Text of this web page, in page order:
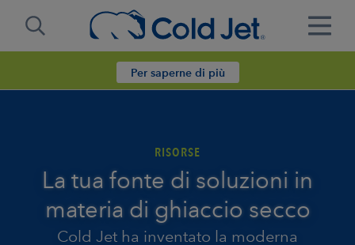
Per saperne di più
RISORSE
La tua fonte di soluzioni in
materia di ghiaccio secco
Cold Jet ha inventato la moderna